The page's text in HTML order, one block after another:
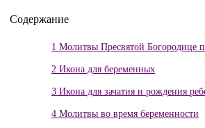
Содержание
1 Молитвы Пресвятой Богородице
2 Икона для беременных
3 Икона для зачатия и рождения
4 Молитвы во время беременности